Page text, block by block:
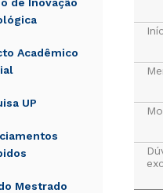
Acadêmico
UP
Mestrado